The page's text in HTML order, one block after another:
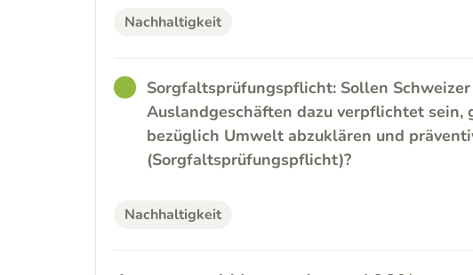
Nachhaltigkeit
GOODSorgfaltsprüfungspflicht: Sollen
Auslandgeschäften dazu verpflichtet sein,
bezüglich Umwelt abzuklären und
(Sorgfaltsprüfungspflicht)?
Nachhaltigkeit